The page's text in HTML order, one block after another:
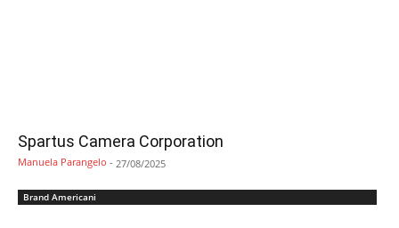
Spartus Camera Corporation
Manuela Parangelo - 27/08/2025
Brand Americani